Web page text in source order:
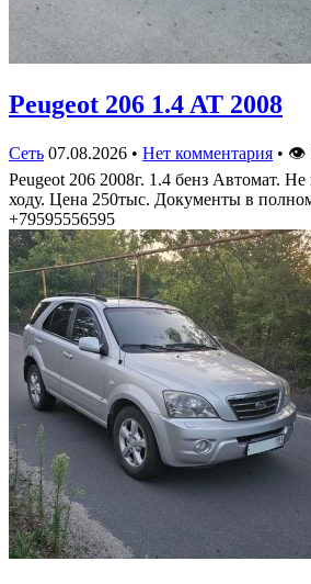
Peugeot 206 1.4 AT 2008
Сеть 07.08.2026 • Нет комментария • 👁
Peugeot 206 2008г. 1.4 бенз Автомат.
ходу. Цена 250тыс. Документы в
+79595556595